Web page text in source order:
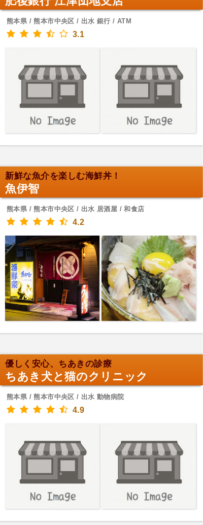
熊本県 / 熊本市中央区 / 出水 銀行 / ATM
3.1
新鮮な魚介を楽しむ海鮮丼！
魚伊智
熊本県 / 熊本市中央区 / 出水 居酒屋 / 和食店
4.2
優しく安心、ちあきの診療
ちあき犬と猫のクリニック
熊本県 / 熊本市中央区 / 出水 動物病院
4.9